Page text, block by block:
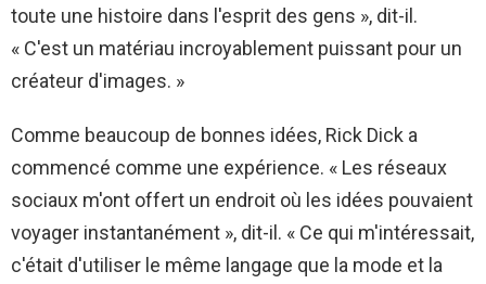
toute une histoire dans l'esprit des gens », dit-il.
« C'est un matériau incroyablement puissant pour un
créateur d'images. »
Comme beaucoup de bonnes idées, Rick Dick a
commencé comme une expérience. « Les réseaux
sociaux m'ont offert un endroit où les idées pouvaient
voyager instantanément », dit-il. « Ce qui m'intéressait,
c'était d'utiliser le même langage que la mode et la